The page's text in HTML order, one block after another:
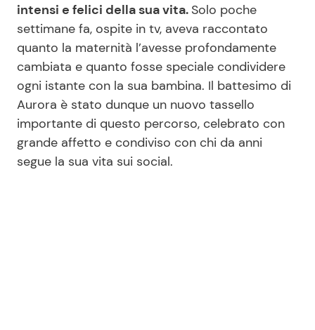
intensi e felici della sua vita. Solo poche
settimane fa, ospite in tv, aveva raccontato
quanto la maternità l’avesse profondamente
cambiata e quanto fosse speciale condividere
ogni istante con la sua bambina. Il battesimo di
Aurora è stato dunque un nuovo tassello
importante di questo percorso, celebrato con
grande affetto e condiviso con chi da anni
segue la sua vita sui social.